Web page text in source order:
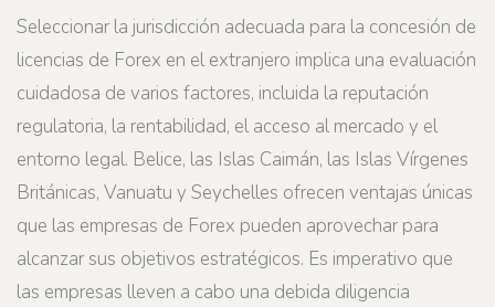
Seleccionar la jurisdicción adecuada para la concesión de
licencias de Forex en el extranjero implica una evaluación
cuidadosa de varios factores, incluida la reputación
regulatoria, la rentabilidad, el acceso al mercado y el
entorno legal. Belice, las Islas Caimán, las Islas Vírgenes
Británicas, Vanuatu y Seychelles ofrecen ventajas únicas
que las empresas de Forex pueden aprovechar para
alcanzar sus objetivos estratégicos. Es imperativo que
las empresas lleven a cabo una debida diligencia